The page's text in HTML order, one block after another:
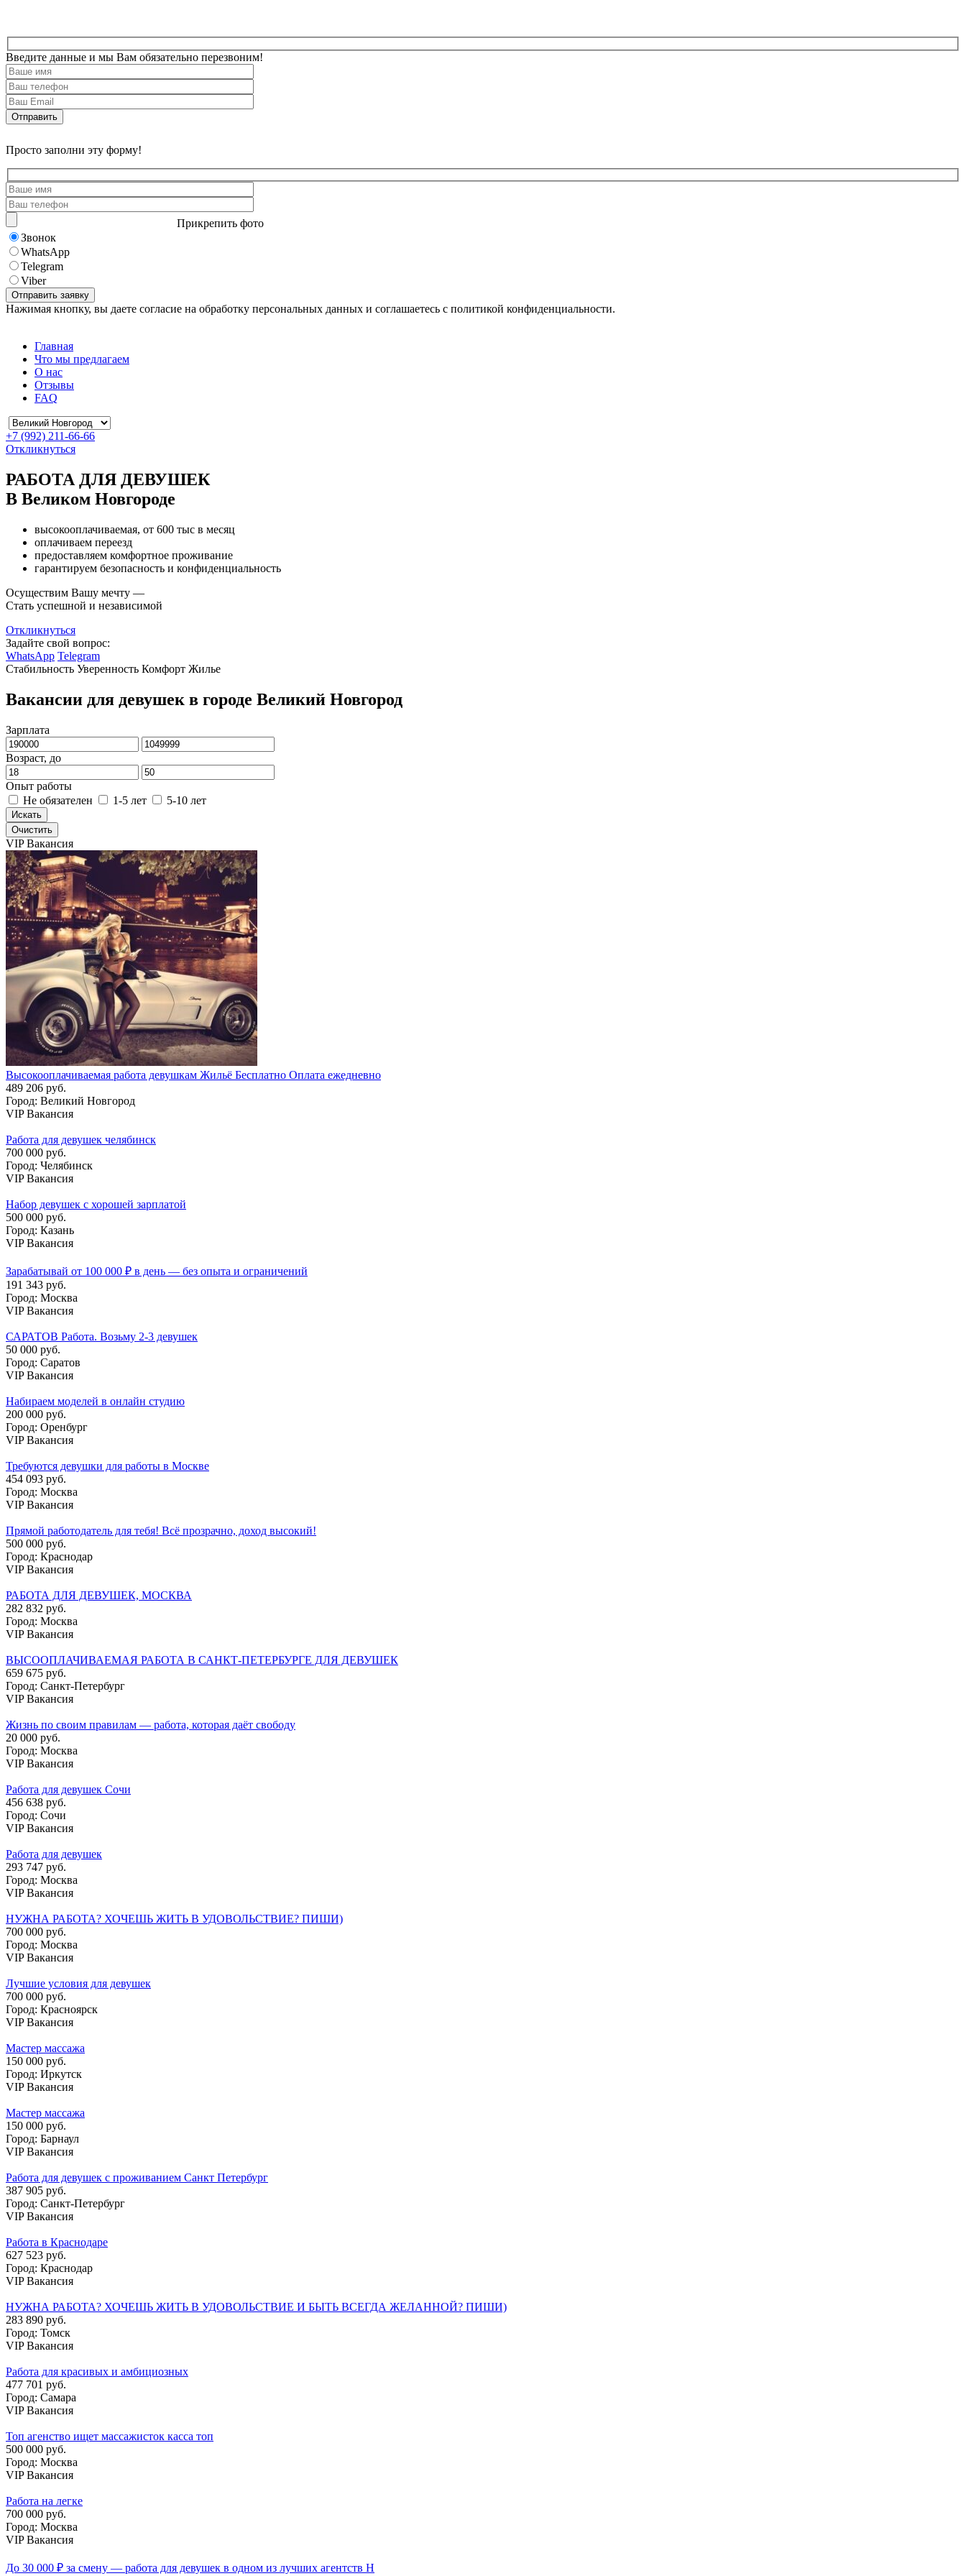
Введите данные и мы Вам обязательно перезвоним!
Просто заполни эту форму!
Прикрепить фото
Звонок
WhatsApp
Telegram
Viber
Нажимая кнопку, вы даете согласие на обработку персональных данных и соглашаетесь с политикой конфиденциальности.
Главная
Что мы предлагаем
О нас
Отзывы
FAQ
+7 (992) 211-66-66
Откликнуться
РАБОТА ДЛЯ ДЕВУШЕК
В Великом Новгороде
высокооплачиваемая, от 600 тыс в месяц
оплачиваем переезд
предоставляем комфортное проживание
гарантируем безопасность и конфиденциальность
Осуществим Вашу мечту —
Стать успешной и независимой
Откликнуться
Задайте свой вопрос:
WhatsApp Telegram
Стабильность Уверенность Комфорт Жилье
Вакансии для девушек в городе Великий Новгород
Зарплата
Возраст, до
Опыт работы
Не обязателен
1-5 лет 5-10 лет
Искать
Очистить
VIP Вакансия
Высокооплачиваемая работа девушкам Жильё Бесплатно Оплата ежедневно
489 206 руб.
Город: Великий Новгород
VIP Вакансия
Работа для девушек челябинск
700 000 руб.
Город: Челябинск
VIP Вакансия
Набор девушек с хорошей зарплатой
500 000 руб.
Город: Казань
VIP Вакансия
Зарабатывай от 100 000 ₽ в день — без опыта и ограничений
191 343 руб.
Город: Москва
VIP Вакансия
САРАТОВ Работа. Возьму 2-3 девушек
50 000 руб.
Город: Саратов
VIP Вакансия
Набираем моделей в онлайн студию
200 000 руб.
Город: Оренбург
VIP Вакансия
Требуются девушки для работы в Москве
454 093 руб.
Город: Москва
VIP Вакансия
Прямой работодатель для тебя! Всё прозрачно, доход высокий!
500 000 руб.
Город: Краснодар
VIP Вакансия
РАБОТА ДЛЯ ДЕВУШЕК, МОСКВА
282 832 руб.
Город: Москва
VIP Вакансия
ВЫСООПЛАЧИВАЕМАЯ РАБОТА В САНКТ-ПЕТЕРБУРГЕ ДЛЯ ДЕВУШЕК
659 675 руб.
Город: Санкт-Петербург
VIP Вакансия
Жизнь по своим правилам — работа, которая даёт свободу
20 000 руб.
Город: Москва
VIP Вакансия
Работа для девушек Сочи
456 638 руб.
Город: Сочи
VIP Вакансия
Работа для девушек
293 747 руб.
Город: Москва
VIP Вакансия
НУЖНА РАБОТА? ХОЧЕШЬ ЖИТЬ В УДОВОЛЬСТВИЕ? ПИШИ)
700 000 руб.
Город: Москва
VIP Вакансия
Лучшие условия для девушек
700 000 руб.
Город: Красноярск
VIP Вакансия
Мастер массажа
150 000 руб.
Город: Иркутск
VIP Вакансия
Мастер массажа
150 000 руб.
Город: Барнаул
VIP Вакансия
Работа для девушек с проживанием Санкт Петербург
387 905 руб.
Город: Санкт-Петербург
VIP Вакансия
Работа в Краснодаре
627 523 руб.
Город: Краснодар
VIP Вакансия
НУЖНА РАБОТА? ХОЧЕШЬ ЖИТЬ В УДОВОЛЬСТВИЕ И БЫТЬ ВСЕГДА ЖЕЛАННОЙ? ПИШИ)
283 890 руб.
Город: Томск
VIP Вакансия
Работа для красивых и амбициозных
477 701 руб.
Город: Самара
VIP Вакансия
Топ агенство ищет массажисток касса топ
500 000 руб.
Город: Москва
VIP Вакансия
Работа на легке
700 000 руб.
Город: Москва
VIP Вакансия
До 30 000 ₽ за смену — работа для девушек в одном из лучших агентств Н